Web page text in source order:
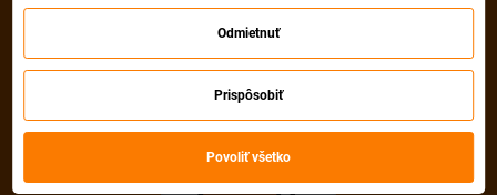
už nie je dostupná
Vybrať inú akciovú letenku
Odmietnuť
Prispôsobiť
Povoliť všetko